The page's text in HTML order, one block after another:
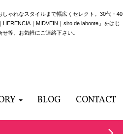
ゃれなスタイルまで幅広くセレクト。30代・40
｜MIDVEIN｜siro de labonte」をはじ
等、お気軽にご連絡下さい。
BLOG CONTACT